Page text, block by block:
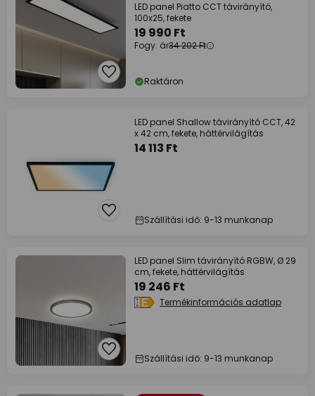
LED panel Piatto CCT távirányító,
100x25, fekete
19 990 Ft
Fogy. ár34 202 Ft
Raktáron
LED panel Shallow távirányító CCT, 42
x 42 cm, fekete, háttérvilágítás
14 113 Ft
Szállítási idő: 9-13 munkanap
LED panel Slim távirányító RGBW, Ø 29
cm, fekete, háttérvilágítás
19 246 Ft
Termékinformációs adatlap
Szállítási idő: 9-13 munkanap